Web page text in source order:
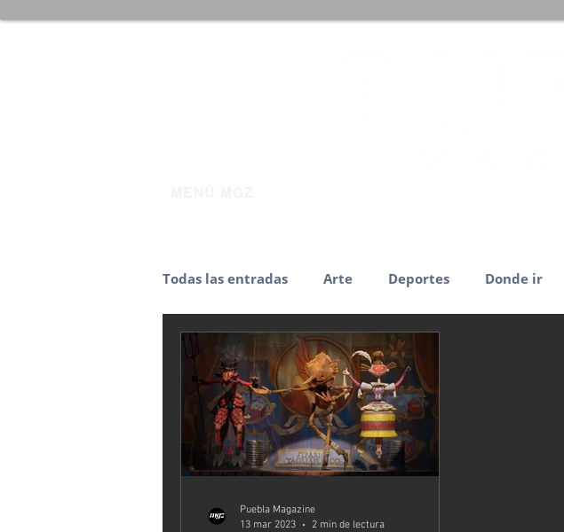
Todas las entradas Arte Deportes Donde ir
Noticias Poblanas destacadas
Puebla Magazine
13 mar 2023
2 min de lectura